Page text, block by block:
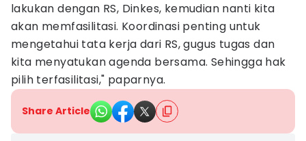
lakukan dengan RS, Dinkes, kemudian nanti kita
akan memfasilitasi. Koordinasi penting untuk
mengetahui tata kerja dari RS, gugus tugas dan
kita menyatukan agenda bersama. Sehingga hak
pilih terfasilitasi," paparnya.
Share Article